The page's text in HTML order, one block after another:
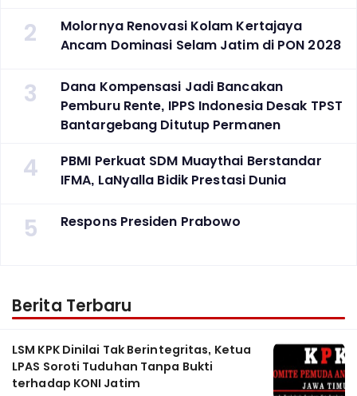
2
Molornya Renovasi Kolam Kertajaya
Ancam Dominasi Selam Jatim di PON 2028
3
Dana Kompensasi Jadi Bancakan
Pemburu Rente, IPPS Indonesia Desak TPST
Bantargebang Ditutup Permanen
4
PBMI Perkuat SDM Muaythai Berstandar
IFMA, LaNyalla Bidik Prestasi Dunia
5 Respons Presiden Prabowo
Berita Terbaru
LSM KPK Dinilai Tak Berintegritas, Ketua
LPAS Soroti Tuduhan Tanpa Bukti
terhadap KONI Jatim